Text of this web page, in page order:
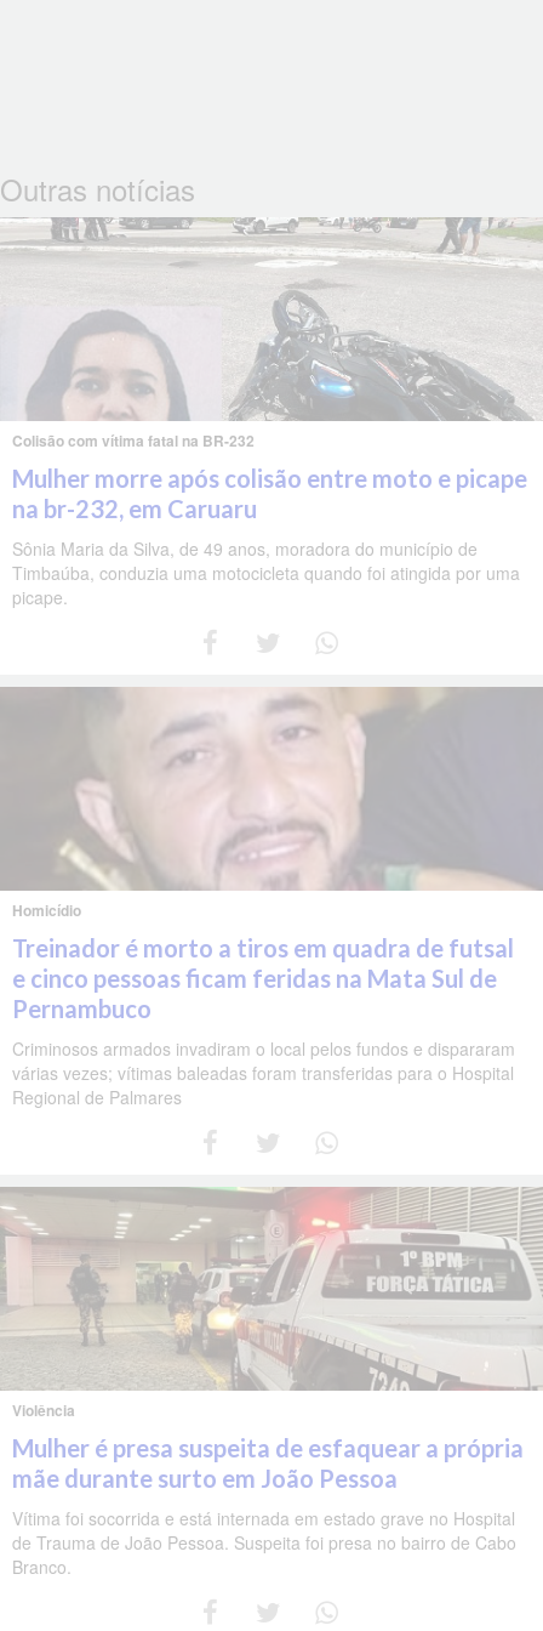
Outras notícias
Colisão com vítima fatal na BR-232
Mulher morre após colisão entre moto e picape
na br-232, em Caruaru
Sônia Maria da Silva, de 49 anos, moradora do município de
Timbaúba, conduzia uma motocicleta quando foi atingida por uma
picape.
Homicídio
Treinador é morto a tiros em quadra de futsal
e cinco pessoas ficam feridas na Mata Sul de
Pernambuco
Criminosos armados invadiram o local pelos fundos e dispararam
várias vezes; vítimas baleadas foram transferidas para o Hospital
Regional de Palmares
Violência
Mulher é presa suspeita de esfaquear a própria
mãe durante surto em João Pessoa
Vítima foi socorrida e está internada em estado grave no Hospital
de Trauma de João Pessoa. Suspeita foi presa no bairro de Cabo
Branco.